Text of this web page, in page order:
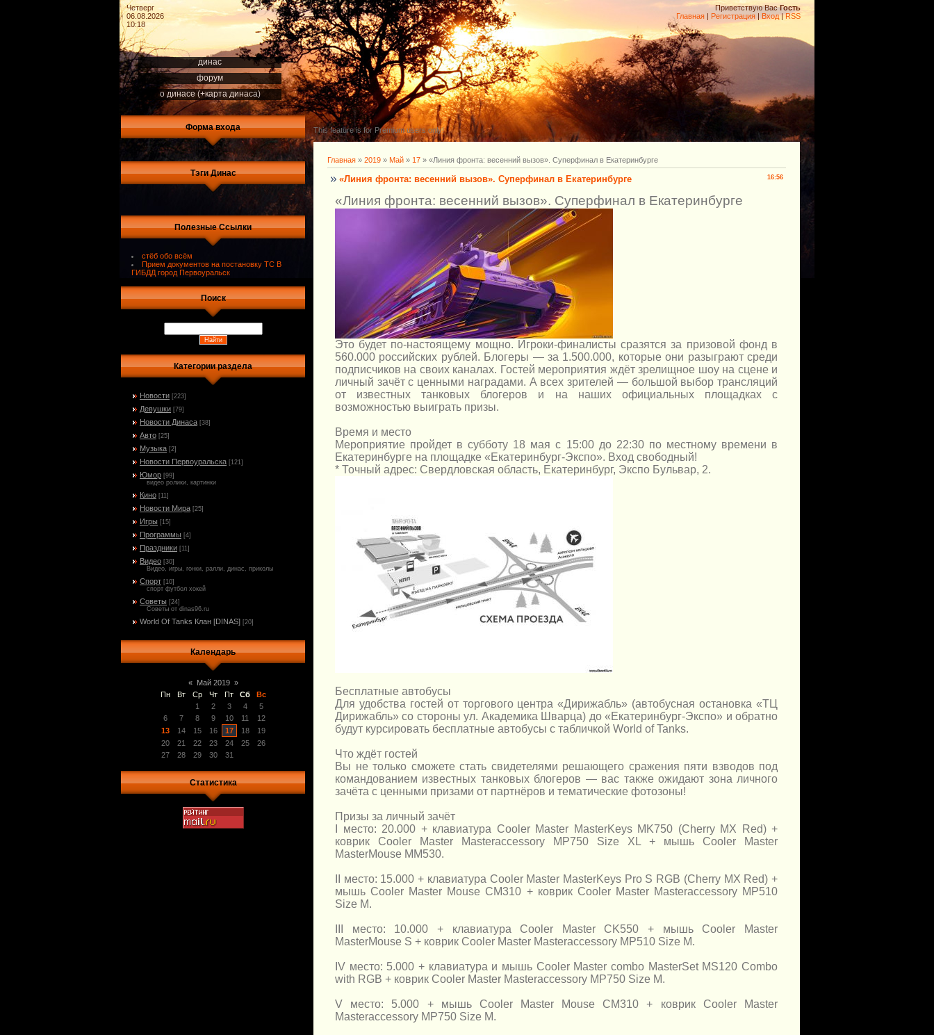
Четверг
06.08.2026
10:18
Приветствую Вас Гость
Главная | Регистрация | Вход|RSS
динас
форум
о динасе (+карта динаса)
Форма входа
Тэги Динас
Полезные Ссылки
стёб обо всём
Прием документов на постановку ТС В
ГИБДД город Первоуральск
Поиск
Категории раздела
Новости [223]
Девушки [79]
Новости Динаса [38]
Авто [25]
Музыка [2]
Новости Первоуральска [121]
Юмор [99]
видео ролики, картинки
Кино [11]
Новости Мира [25]
Игры [15]
Программы [4]
Праздники [11]
Видео [30]
Видео, игры, гонки, ралли, динас, приколы
Спорт [10]
спорт футбол хокей
Советы [24]
Советы от dinas96.ru
World Of Tanks Клан [DINAS] [20]
Календарь
« Май 2019 »
Пн
Вт Ср Чт Пт Сб
Вс
1
2 3 4
5
6
7 8 9 10 11
12
13
14 15 16 17 18
19
20
21 22 23 24 25
26
27
28 29 30 31
Статистика
This feature is for Premium users only!
Главная » 2019 » Май » 17 » «Линия фронта: весенний вызов». Суперфинал в Екатеринбурге
16:56
«Линия фронта: весенний вызов». Суперфинал в Екатеринбурге
«Линия фронта: весенний вызов». Суперфинал в Екатеринбурге
Это будет по-настоящему мощно. Игроки-финалисты сразятся за призовой фонд в
560.000 российских рублей. Блогеры — за 1.500.000, которые они разыграют среди
подписчиков на своих каналах. Гостей мероприятия ждёт зрелищное шоу на сцене и
личный зачёт с ценными наградами. А всех зрителей — большой выбор трансляций
от известных танковых блогеров и на наших официальных площадках с
возможностью выиграть призы.
Время и место
Мероприятие пройдет в субботу 18 мая с 15:00 до 22:30 по местному времени в
Екатеринбурге на площадке «Екатеринбург-Экспо». Вход свободный!
* Точный адрес: Свердловская область, Екатеринбург, Экспо Бульвар, 2.
Бесплатные автобусы
Для удобства гостей от торгового центра «Дирижабль» (автобусная остановка «ТЦ
Дирижабль» со стороны ул. Академика Шварца) до «Екатеринбург-Экспо» и обратно
будут курсировать бесплатные автобусы с табличкой World of Tanks.
Что ждёт гостей
Вы не только сможете стать свидетелями решающего сражения пяти взводов под
командованием известных танковых блогеров — вас также ожидают зона личного
зачёта с ценными призами от партнёров и тематические фотозоны!
Призы за личный зачёт
I место: 20.000 + клавиатура Cooler Master MasterKeys MK750 (Cherry MX Red) +
коврик Cooler Master Masteraccessory MP750 Size XL + мышь Cooler Master
MasterMouse MM530.
II место: 15.000 + клавиатура Cooler Master MasterKeys Pro S RGB (Cherry MX Red) +
мышь Cooler Master Mouse CM310 + коврик Cooler Master Masteraccessory MP510
Size M.
III место: 10.000 + клавиатура Cooler Master CK550 + мышь Cooler Master
MasterMouse S + коврик Cooler Master Masteraccessory MP510 Size M.
IV место: 5.000 + клавиатура и мышь Cooler Master combo MasterSet MS120 Combo
with RGB + коврик Cooler Master Masteraccessory MP750 Size M.
V место: 5.000 + мышь Cooler Master Mouse CM310 + коврик Cooler Master
Masteraccessory MP750 Size M.